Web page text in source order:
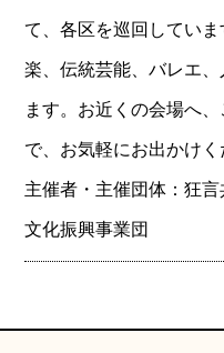
て、各区を巡回してい
楽、伝統芸能、バレエ
ます。お近くの会場へ
で、お気軽にお出かけく
主催者・主催団体：狂
文化振興事業団